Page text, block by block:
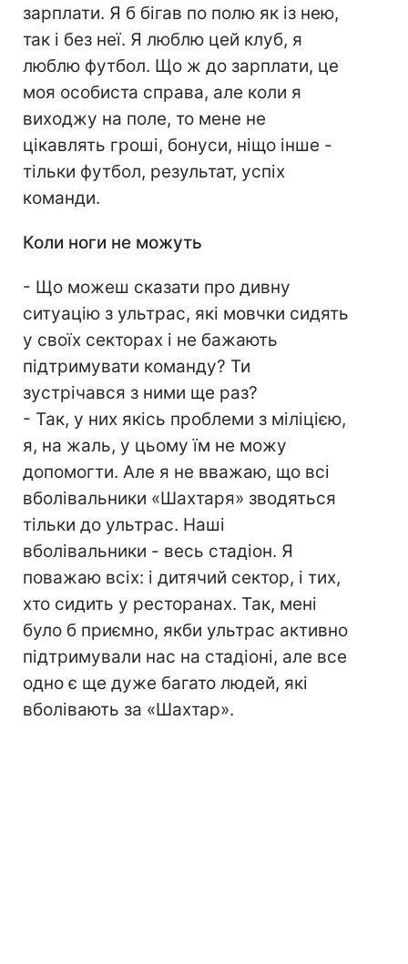
зарплати. Я б бігав по полю як із нею,
так і без неї. Я люблю цей клуб, я
люблю футбол. Що ж до зарплати, це
моя особиста справа, але коли я
виходжу на поле, то мене не
цікавлять гроші, бонуси, ніщо інше -
тільки футбол, результат, успіх
команди.
Коли ноги не можуть
- Що можеш сказати про дивну
ситуацію з ультрас, які мовчки сидять
у своїх секторах і не бажають
підтримувати команду? Ти
зустрічався з ними ще раз?
- Так, у них якісь проблеми з міліцією,
я, на жаль, у цьому їм не можу
допомогти. Але я не вважаю, що всі
вболівальники «Шахтаря» зводяться
тільки до ультрас. Наші
вболівальники - весь стадіон. Я
поважаю всіх: і дитячий сектор, і тих,
хто сидить у ресторанах. Так, мені
було б приємно, якби ультрас активно
підтримували нас на стадіоні, але все
одно є ще дуже багато людей, які
вболівають за «Шахтар».